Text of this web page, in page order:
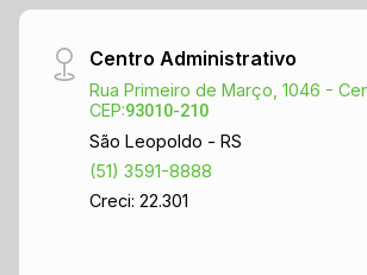
Centro Administrativo
Rua Primeiro de Março, 1046 -
CEP:93010-210
São Leopoldo - RS
(51) 3591-8888
Creci: 22.301